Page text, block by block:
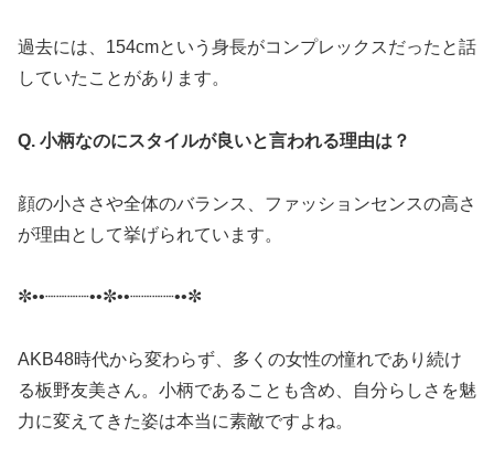
過去には、154cmという身長がコンプレックスだったと話
していたことがあります。
Q. 小柄なのにスタイルが良いと言われる理由は？
顔の小ささや全体のバランス、ファッションセンスの高さ
が理由として挙げられています。
✼••┈┈┈┈••✼••┈┈┈┈••✼
AKB48時代から変わらず、多くの女性の憧れであり続け
る板野友美さん。小柄であることも含め、自分らしさを魅
力に変えてきた姿は本当に素敵ですよね。